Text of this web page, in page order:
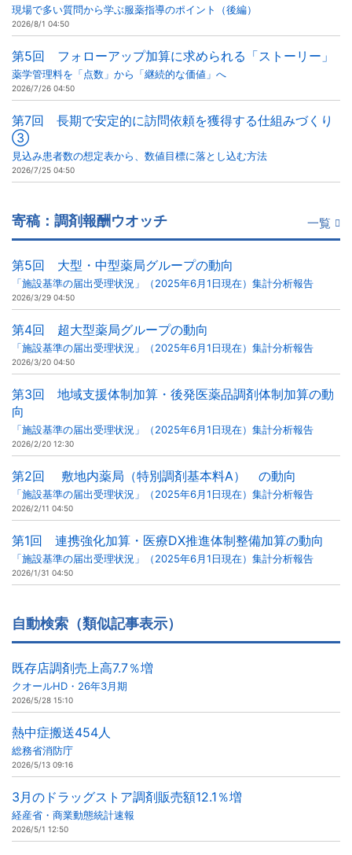
現場で多い質問から学ぶ服薬指導のポイント（後編）
2026/8/1 04:50
第5回 フォローアップ加算に求められる「ストーリー」
薬学管理料を「点数」から「継続的な価値」へ
2026/7/26 04:50
第7回 長期で安定的に訪問依頼を獲得する仕組みづくり
③
見込み患者数の想定表から、数値目標に落とし込む方法
2026/7/25 04:50
寄稿：調剤報酬ウオッチ 一覧
第5回 大型・中型薬局グループの動向
「施設基準の届出受理状況」（2025年6月1日現在）集計分析報告
2026/3/29 04:50
第4回 超大型薬局グループの動向
「施設基準の届出受理状況」（2025年6月1日現在）集計分析報告
2026/3/20 04:50
第3回 地域支援体制加算・後発医薬品調剤体制加算の動
向
「施設基準の届出受理状況」（2025年6月1日現在）集計分析報告
2026/2/20 12:30
第2回 敷地内薬局（特別調剤基本料A） の動向
「施設基準の届出受理状況」（2025年6月1日現在）集計分析報告
2026/2/11 04:50
第1回 連携強化加算・医療DX推進体制整備加算の動向
「施設基準の届出受理状況」（2025年6月1日現在）集計分析報告
2026/1/31 04:50
自動検索（類似記事表示）
既存店調剤売上高7.7％増
クオールHD・26年3月期
2026/5/28 15:10
熱中症搬送454人
総務省消防庁
2026/5/13 09:16
3月のドラッグストア調剤販売額12.1％増
経産省・商業動態統計速報
2026/5/1 12:50